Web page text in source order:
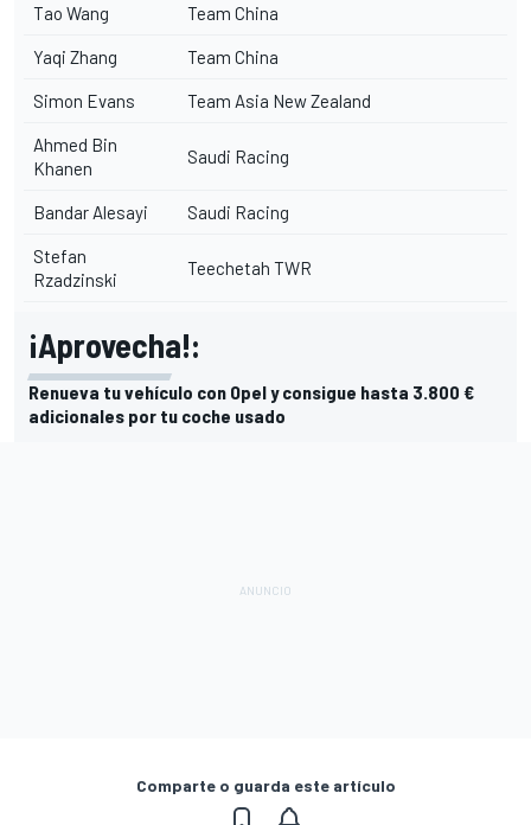
Tao Wang Team China
Yaqi Zhang Team China
Simon Evans Team Asia New Zealand
Ahmed Bin
Khanen
Saudi Racing
Bandar Alesayi Saudi Racing
Stefan
Rzadzinski
Teechetah TWR
¡Aprovecha!:
Renueva tu vehículo con Opel y consigue hasta 3.800 €
adicionales por tu coche usado
Comparte o guarda este artículo